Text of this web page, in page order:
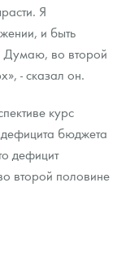
Я
и быть
Думаю, во второй
- сказал он.
курс
бюджета
дефицит
второй половине